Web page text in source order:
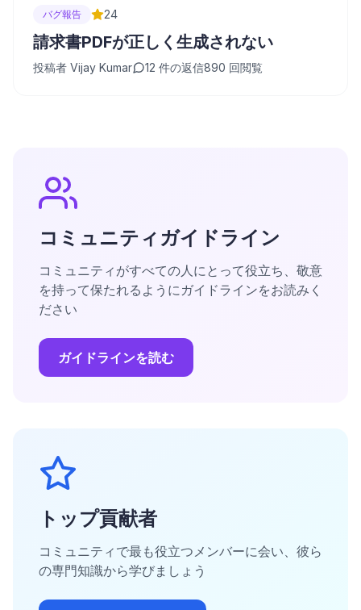
バグ報告 24
請求書PDFが正しく生成されない
投稿者 Vijay Kumar 12 件の返信890 回閲覧
コミュニティガイドライン
コミュニティがすべての人にとって役立ち、敬意
を持って保たれるようにガイドラインをお読みく
ださい
ガイドラインを読む
トップ貢献者
コミュニティで最も役立つメンバーに会い、彼ら
の専門知識から学びましょう